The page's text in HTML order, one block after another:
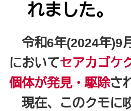
れました。
令和6年(2024年)9
においてセアカゴケ
個体が発見・駆除さ
現在、このクモに